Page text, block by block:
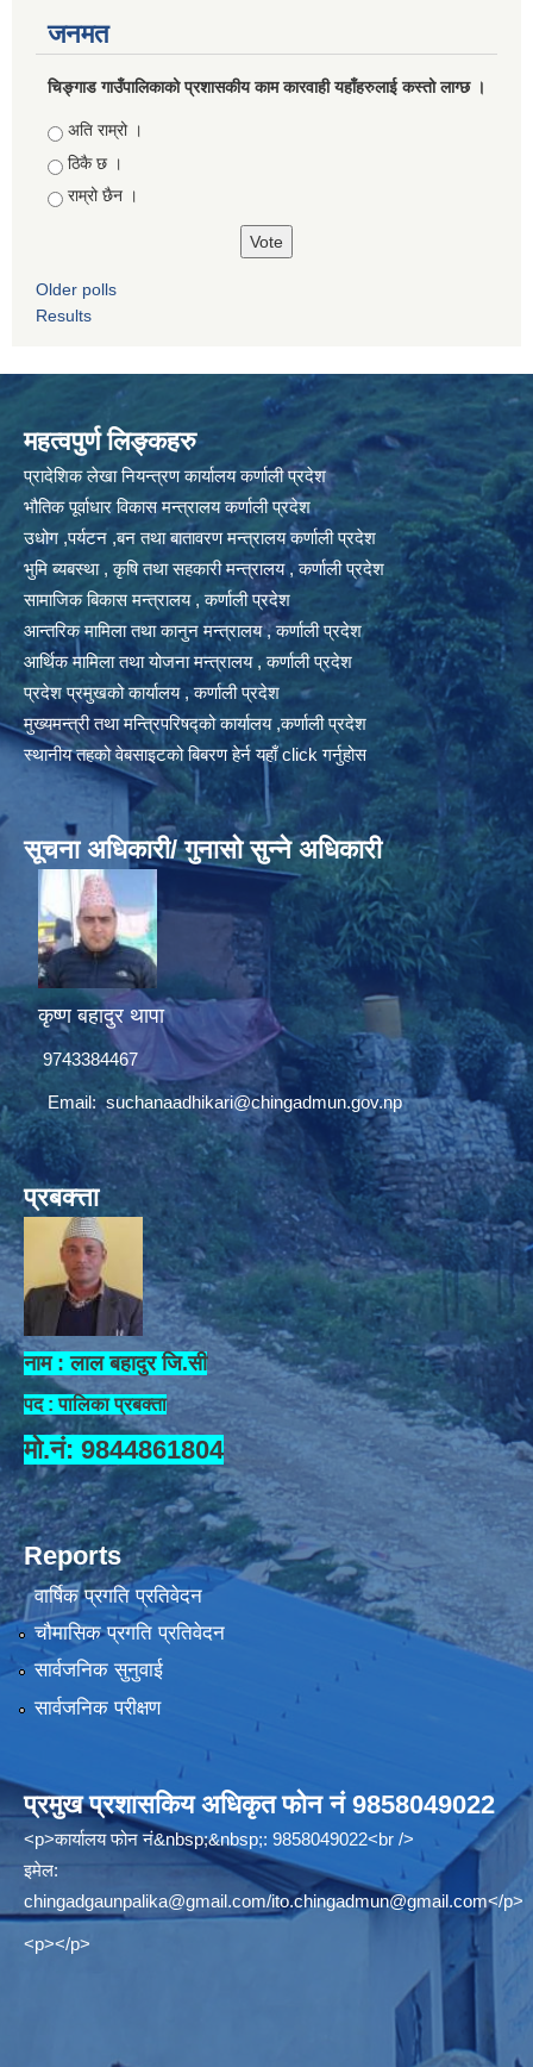
जनमत
चिङ्गाड गाउँपालिकाको प्रशासकीय काम कारवाही यहाँहरुलाई कस्तो लाग्छ ।
Choices
अति राम्रो ।
ठिकै छ ।
राम्रो छैन ।
Older polls
Results
महत्वपुर्ण लिङ्कहरु
प्रादेशिक लेखा नियन्त्रण कार्यालय कर्णाली प्रदेश
भौतिक पूर्वाधार विकास मन्त्रालय कर्णाली प्रदेश
उधोग ,पर्यटन ,बन तथा बातावरण मन्त्रालय कर्णाली प्रदेश
भुमि ब्यबस्था , कृषि तथा सहकारी मन्त्रालय , कर्णाली प्रदेश
सामाजिक बिकास मन्त्रालय , कर्णाली प्रदेश
आन्तरिक मामिला तथा कानुन मन्त्रालय , कर्णाली प्रदेश
आर्थिक मामिला तथा योजना मन्त्रालय , कर्णाली प्रदेश
प्रदेश प्रमुखको कार्यालय , कर्णाली प्रदेश
मुख्यमन्त्री तथा मन्त्रिपरिषद्को कार्यालय ,कर्णाली प्रदेश
स्थानीय तहको वेबसाइटको बिबरण हेर्न यहाँ click गर्नुहोस
सूचना अधिकारी/ गुनासो सुन्ने अधिकारी
कृष्ण बहादुर थापा
9743384467
Email:suchanaadhikari@chingadmun.gov.np
प्रबक्त्ता
नाम : लाल बहादुर जि.सी
पद : पालिका प्रबक्ता
मो.नं: 9844861804
Reports
वार्षिक प्रगति प्रतिवेदन
चौमासिक प्रगति प्रतिवेदन
सार्वजनिक सुनुवाई
सार्वजनिक परीक्षण
प्रमुख प्रशासकिय अधिकृत फोन नं 9858049022
<p>कार्यालय फोन नं&nbsp;&nbsp;: 9858049022<br />
इमेल:
chingadgaunpalika@gmail.com/ito.chingadmun@gmail.com</p>
<p></p>